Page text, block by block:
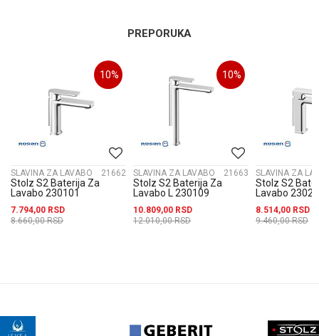
PREPORUKA
10%
SLAVINA ZA LAVABO 21662
Stolz S2 Baterija Za
Lavabo 230101
7.794,00 RSD
8.660,00RSD
10%
SLAVINA ZA LAVABO 21663
Stolz S2 Baterija Za
Lavabo L 230109
10.809,00 RSD
12.010,00RSD
SLAVINA ZA
Stolz S2
Lavabo
8.514,00 RSD
9.460,00RSD